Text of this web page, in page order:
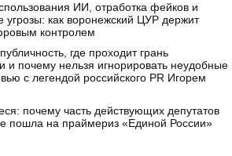
ИИ, отработка фейков и
угрозы: как воронежский ЦУР держит
контролем
где проходит грань
и почему нельзя игнорировать неудобные
с легендой российского PR Игорем
почему часть действующих депутатов
пошла на праймериз «Единой России»